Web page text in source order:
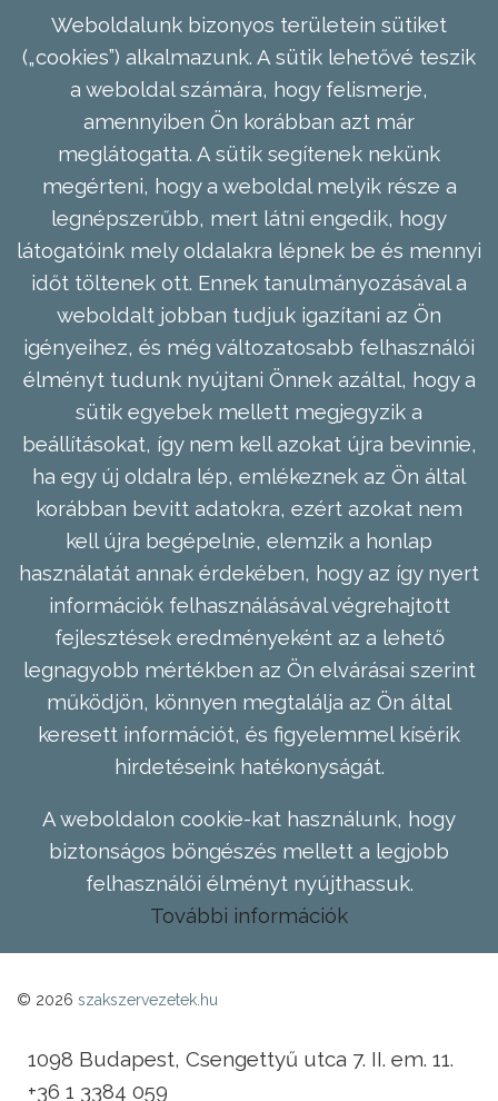
Weboldalunk bizonyos területein sütiket
(„cookies”) alkalmazunk. A sütik lehetővé teszik
a weboldal számára, hogy felismerje,
amennyiben Ön korábban azt már
meglátogatta. A sütik segítenek nekünk
megérteni, hogy a weboldal melyik része a
legnépszerűbb, mert látni engedik, hogy
látogatóink mely oldalakra lépnek be és mennyi
időt töltenek ott. Ennek tanulmányozásával a
weboldalt jobban tudjuk igazítani az Ön
igényeihez, és még változatosabb felhasználói
élményt tudunk nyújtani Önnek azáltal, hogy a
sütik egyebek mellett megjegyzik a
beállításokat, így nem kell azokat újra bevinnie,
ha egy új oldalra lép, emlékeznek az Ön által
korábban bevitt adatokra, ezért azokat nem
kell újra begépelnie, elemzik a honlap
használatát annak érdekében, hogy az így nyert
információk felhasználásával végrehajtott
fejlesztések eredményeként az a lehető
legnagyobb mértékben az Ön elvárásai szerint
működjön, könnyen megtalálja az Ön által
keresett információt, és figyelemmel kísérik
hirdetéseink hatékonyságát.
A weboldalon cookie-kat használunk, hogy
biztonságos böngészés mellett a legjobb
felhasználói élményt nyújthassuk.
További információk
© 2026 szakszervezetek.hu
1098 Budapest, Csengettyű utca 7. II. em. 11.
+36 1 3384 059